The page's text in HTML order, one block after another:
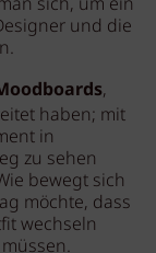
und die
,
haben; mit
in
zu sehen
bewegt sich
möchte, dass
wechseln